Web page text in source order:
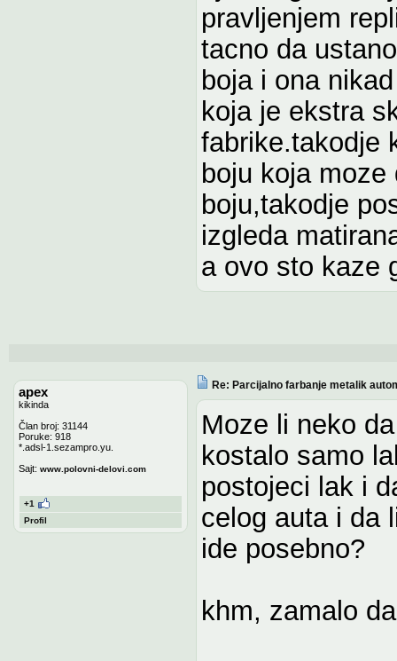
pravljenjem
tacno da
boja i ona
koja je ekstra
fabrike.takodje
boju koja
boju,takodje
izgleda
a ovo sto kaze
apex
kikinda
Član broj: 31144
Poruke: 918
*.adsl-1.sezampro.yu.
Sajt: www.polovni-delovi.com
+1
Profil
Re: Parcijalno farbanje metalik
Moze li neko
kostalo samo
postojeci lak i
celog auta i da
ide posebno?
khm, zamalo